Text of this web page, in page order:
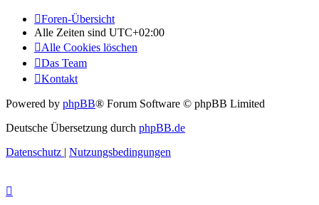
Foren-Übersicht
Alle Zeiten sind UTC+02:00
Alle Cookies löschen
Das Team
Kontakt
Powered by phpBB® Forum Software © phpBB Limited
Deutsche Übersetzung durch phpBB.de
Datenschutz | Nutzungsbedingungen